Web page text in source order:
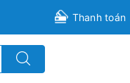
Thanh toán